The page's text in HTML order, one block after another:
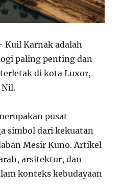
Kuil Karnak adalah
paling penting dan
di kota Luxor,
Nil.
pusat
simbol dari kekuatan
Mesir Kuno. Artikel
arsitektur, dan
konteks kebudayaan